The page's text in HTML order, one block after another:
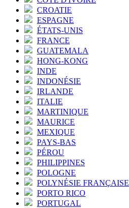
CROATIE
ESPAGNE
ÉTATS-UNIS
FRANCE
GUATEMALA
HONG-KONG
INDE
INDONÉSIE
IRLANDE
ITALIE
MARTINIQUE
MAURICE
MEXIQUE
PAYS-BAS
PÉROU
PHILIPPINES
POLOGNE
POLYNÉSIE FRANÇAISE
PORTO RICO
PORTUGAL